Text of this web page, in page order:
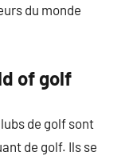
du monde
of golf
de golf sont
de golf. Ils se